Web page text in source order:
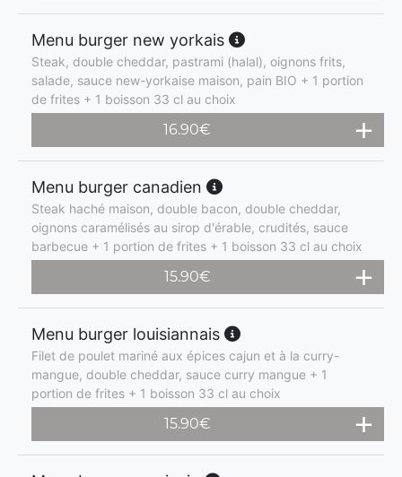
Menu burger new yorkais
Steak, double cheddar, pastrami (halal), oignons frits,
salade, sauce new-yorkaise maison, pain BIO + 1 portion
de frites + 1 boisson 33 cl au choix
16.90€
Menu burger canadien
Steak haché maison, double bacon, double cheddar,
oignons caramélisés au sirop d'érable, crudités, sauce
barbecue + 1 portion de frites + 1 boisson 33 cl au choix
15.90€
Menu burger louisiannais
Filet de poulet mariné aux épices cajun et à la curry-
mangue, double cheddar, sauce curry mangue + 1
portion de frites + 1 boisson 33 cl au choix
15.90€